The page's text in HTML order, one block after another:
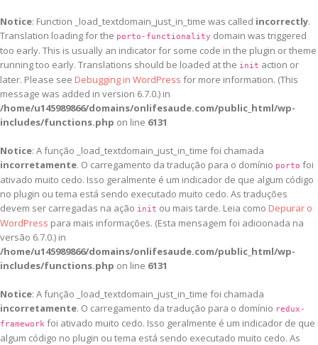
Notice: Function _load_textdomain_just_in_time was called incorrectly.
Translation loading for the porto-functionality domain was triggered
too early. This is usually an indicator for some code in the plugin or theme
running too early. Translations should be loaded at the init action or
later. Please see Debugging in WordPress for more information. (This
message was added in version 6.7.0.) in
/home/u145989866/domains/onlifesaude.com/public_html/wp-
includes/functions.php on line 6131
Notice: A função _load_textdomain_just_in_time foi chamada
incorretamente. O carregamento da tradução para o domínio porto foi
ativado muito cedo. Isso geralmente é um indicador de que algum código
no plugin ou tema está sendo executado muito cedo. As traduções
devem ser carregadas na ação init ou mais tarde. Leia como Depurar o
WordPress para mais informações. (Esta mensagem foi adicionada na
versão 6.7.0.) in
/home/u145989866/domains/onlifesaude.com/public_html/wp-
includes/functions.php on line 6131
Notice: A função _load_textdomain_just_in_time foi chamada
incorretamente. O carregamento da tradução para o domínio redux-
framework foi ativado muito cedo. Isso geralmente é um indicador de que
algum código no plugin ou tema está sendo executado muito cedo. As